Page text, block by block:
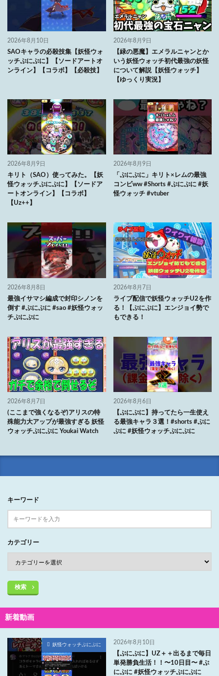
2026年8月10日
SAOキャラの必殺技集【妖怪ウォ
ッチぷにぷに】【ソードアートオ
ンライン】【コラボ】【必殺技】
2026年8月9日
【緑の悪魔】エメラルニャンとか
いう妖怪ウォッチ初代最強の妖怪
について解説【妖怪ウォッチ】
【ゆっくり実況】
2026年8月9日
キリト（SAO）使ってみた。【妖
怪ウォッチぷにぷに】【ソードア
ートオンライン】【コラボ】
【Uz++】
2026年8月9日
「ぷにぷに」キリト×レムの最強
コンビww #Shorts #ぷにぷに #妖
怪ウォッチ #vtuber
2026年8月8日
最強イサマシ編成で封印シノンを
倒す #ぷにぷに #sao #妖怪ウォッ
チぷにぷに
2026年8月7日
ライブ配信で妖怪ウォッチU2を作
る！【ぷにぷに】エンジョイ勢で
もできる！
2026年8月7日
(ここまで強くなるぞ)アリスの特
殊能力大アップが最強すぎる 妖怪
ウォッチぷにぷに Youkai Watch
2026年8月6日
【ぷにぷに】持ってたら一生使え
る最強キャラ３選！#shorts #ぷに
ぷに #妖怪ウォッチぷにぷに
キーワード
カテゴリー
検索
新着動画
妖怪ウォッチぷにぷに 2026年8月10日
【ぷにぷに】UZ＋＋出るまで毎日
単発勝負生活！！〜10日目〜 #ぷ
にぷに #妖怪ウォッチぷにぷに